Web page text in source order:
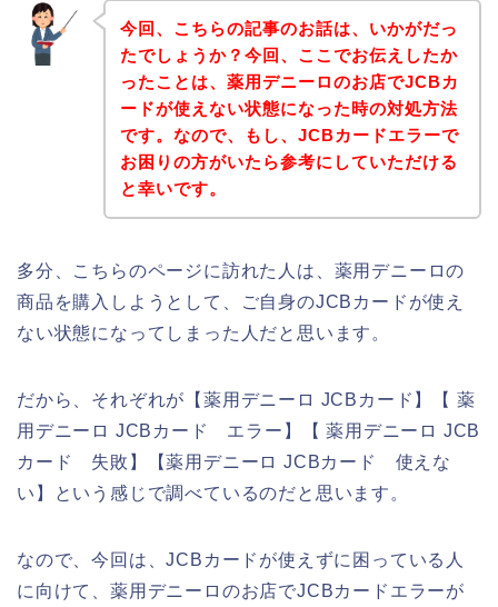
今回、こちらの記事のお話は、いかがだっ
たでしょうか？今回、ここでお伝えしたか
ったことは、薬用デニーロのお店でJCBカ
ードが使えない状態になった時の対処方法
です。なので、もし、JCBカードエラーで
お困りの方がいたら参考にしていただける
と幸いです。
多分、こちらのページに訪れた人は、薬用デニーロの
商品を購入しようとして、ご自身のJCBカードが使え
ない状態になってしまった人だと思います。
だから、それぞれが【薬用デニーロ JCBカード】【 薬
用デニーロ JCBカード エラー】【 薬用デニーロ JCB
カード 失敗】【薬用デニーロ JCBカード 使えな
い】という感じで調べているのだと思います。
なので、今回は、JCBカードが使えずに困っている人
に向けて、薬用デニーロのお店でJCBカードエラーが